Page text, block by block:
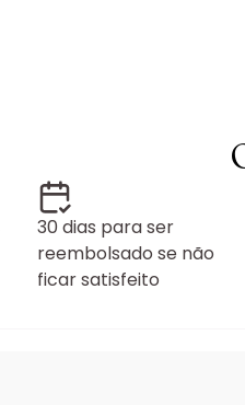
30 dias para ser
reembolsado se não
ficar satisfeito